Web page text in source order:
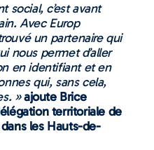
social, c’est avant
Avec Europ
un partenaire qui
nous permet d’aller
en identifiant et en
qui, sans cela,
» ajoute Brice
territoriale de
les Hauts-de-